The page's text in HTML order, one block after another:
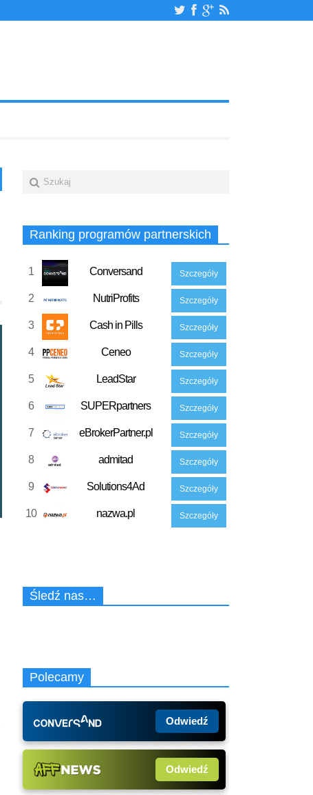
Ranking programów partnerskich
1 Conversand Szczegóły
2 NutriProfits Szczegóły
3 Cash in Pills Szczegóły
4 Ceneo Szczegóły
5 LeadStar Szczegóły
6 SUPERpartners Szczegóły
7 eBrokerPartner.pl Szczegóły
8 admitad Szczegóły
9 Solutions4Ad Szczegóły
10 nazwa.pl Szczegóły
Śledź nas…
Polecamy
Odwiedź
Odwiedź